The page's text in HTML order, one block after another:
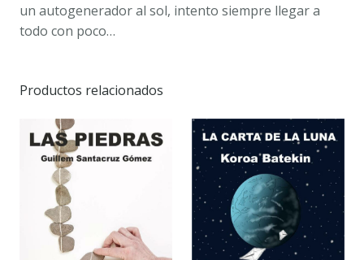
un autogenerador al sol, intento siempre llegar a
todo con poco…
Productos relacionados